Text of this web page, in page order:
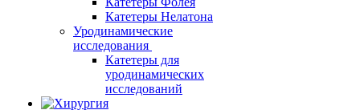
Катетеры Нелатона
Уродинамические
исследования
Катетеры для
уродинамических
исследований